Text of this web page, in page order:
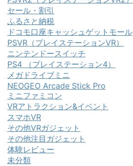
セール・割引
ふるさと納税
ドコモ口座キャッシュゲットモール
PSVR（プレイステーションVR）
ニンテンドースイッチ
PS4 （プレイステーション4）
メガドライブミニ
NEOGEO Arcade Stick Pro
ミニファミコン
VRアトラクション&イベント
スマホVR
その他VRガジェット
その他注目ガジェット
体験レビュー
未分類